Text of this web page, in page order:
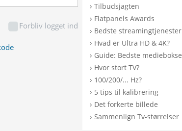
Forbliv logget ind
›Tilbudsjagten
› Flatpanels Awards
› Bedste streamingtjenester
› Hvad er Ultra HD & 4K?
› Guide: Bedste mediebokse
› Hvor stort TV?
› 100/200/... Hz?
› 5 tips til kalibrering
› Det forkerte billede
›Sammenlign Tv-størrelser